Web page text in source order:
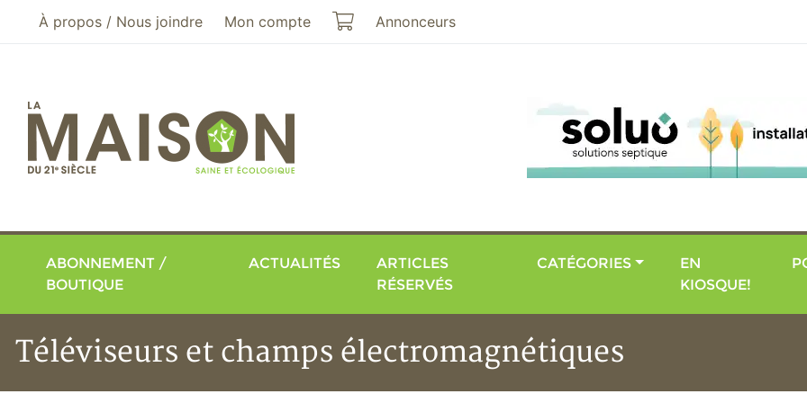
Aller au menu principal
Aller au contenu principal
À propos / Nous joindre Mon compte Mon panier
Annonceurs
ABONNEMENT /
BOUTIQUE
ACTUALITÉS
ARTICLES
RÉSERVÉS
CATÉGORIES
EN
KIOSQUE!
Téléviseurs et champs électromagnétiques